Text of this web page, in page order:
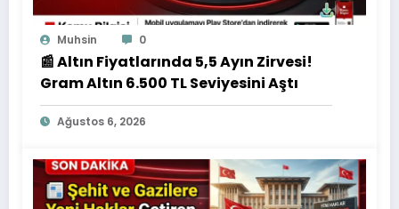
Muhsin 0
📰 Altın Fiyatlarında 5,5 Ayın Zirvesi!
Gram Altın 6.500 TL Seviyesini Aştı
Ağustos 6, 2026